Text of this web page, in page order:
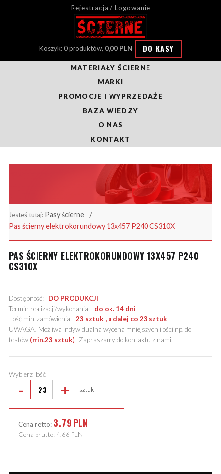
Rejestracja / Logowanie
Koszyk: 0 produktów, 0,00 PLN DO KASY
MATERIAŁY ŚCIERNE
MARKI
PROMOCJE I WYPRZEDAŻE
BAZA WIEDZY
O NAS
KONTAKT
Jesteś tutaj: Pasy ścierne
Pas ścierny elektrokorundowy 13x457 P240 CS310X
PAS ŚCIERNY ELEKTROKORUNDOWY 13X457 P240
CS310X
Dostępność: DO PRODUKCJI
Termin realizacji/wykonania: do ok. 14 dni
Ilość min. zamówienia: 23 sztuk , a dalej co 23 sztuk
UWAGA! Możliwa indywidualna wycena mniejszych ilości np. do
testów (min.23 sztuk). Zapraszamy do kontaktu z nami.
Wybierz ilość
- + sztuk
Cena netto: 3.79 PLN
Cena brutto: 4.66 PLN